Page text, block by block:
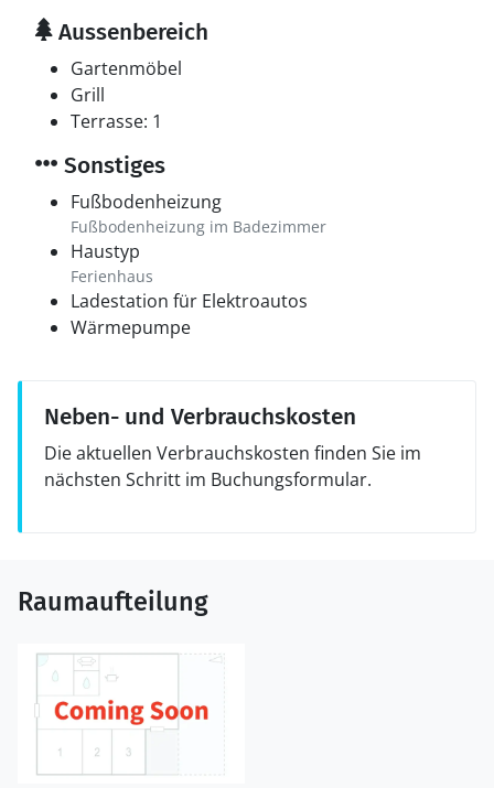
Aussenbereich
Gartenmöbel
Grill
Terrasse: 1
Sonstiges
Fußbodenheizung
Fußbodenheizung im Badezimmer
Haustyp
Ferienhaus
Ladestation für Elektroautos
Wärmepumpe
Neben- und Verbrauchskosten
Die aktuellen Verbrauchskosten finden Sie im
nächsten Schritt im Buchungsformular.
Raumaufteilung